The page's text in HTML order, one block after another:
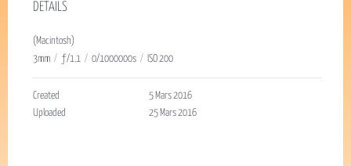
DETAILS
(Macintosh)
3mm / ƒ/1.1 / 0/1000000s / ISO 200
Created
5 Mars 2016
Uploaded
25 Mars 2016